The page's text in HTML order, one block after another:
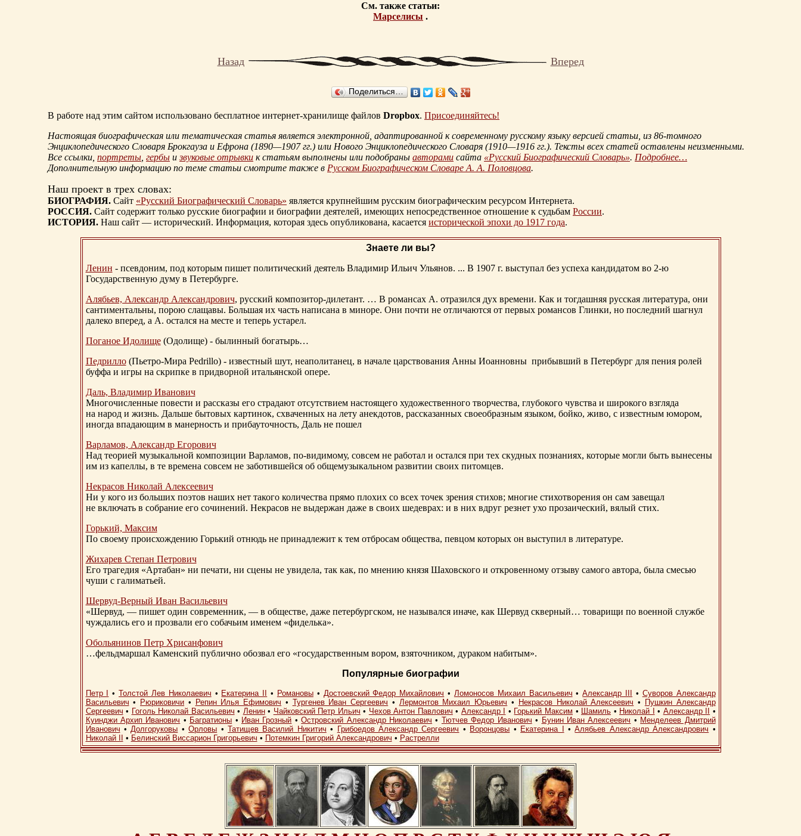
См. также статьи:
Марселисы .
Назад Вперед
Поделиться…
В работе над этим сайтом использовано бесплатное интернет-хранилище файлов Dropbox. Присоединяйтесь!
Настоящая биографическая или тематическая статья является электронной, адаптированной к современному русскому языку версией статьи, из 86-томного
Энциклопедического Словаря Брокгауза и Ефрона (1890—1907 гг.) или Нового Энциклопедического Словаря (1910—1916 гг.). Тексты всех статей оставлены неизменными.
Все ссылки, портреты гербы и звуковые отрывки к статьям выполнены или подобраны авторами сайта «Русский Биографический Словарь». Подробнее…
Дополнительную информацию по теме статьи смотрите также в Русском Биографическом Словаре А. А. Половцова.
Наш проект в трех словах:
БИОГРАФИЯ. Сайт «Русский Биографический Словарь» является крупнейшим русским биографическим ресурсом Интернета.
РОССИЯ. Сайт содержит только русские биографии и биографии деятелей, имеющих непосредственное отношение к судьбам России.
ИСТОРИЯ. Наш сайт — исторический. Информация, которая здесь опубликована, касается исторической эпохи до 1917 года.
Знаете ли вы?
Ленин - псевдоним, под которым пишет политический деятель Владимир Ильич Ульянов. ... В 1907 г. выступал без успеха кандидатом во 2-ю
Государственную думу в Петербурге.
Алябьев, Александр Александрович, русский композитор-дилетант. … В романсах А. отразился дух времени. Как и тогдашняя русская литература, они
сантиментальны, порою слащавы. Большая их часть написана в миноре. Они почти не отличаются от первых романсов Глинки, но последний шагнул
далеко вперед, а А. остался на месте и теперь устарел.
Поганое Идолище(Одолище) - былинный богатырь…
Педрилло(Пьетро-Мира Pedrillo) - известный шут, неаполитанец, в начале царствования Анны Иоанновны прибывший в Петербург для пения ролей
буффа и игры на скрипке в придворной итальянской опере.
Даль, Владимир Иванович
Многочисленные повести и рассказы его страдают отсутствием настоящего художественного творчества, глубокого чувства и широкого взгляда
на народ и жизнь. Дальше бытовых картинок, схваченных на лету анекдотов, рассказанных своеобразным языком, бойко, живо, с известным юмором,
иногда впадающим в манерность и прибауточность, Даль не пошел
Варламов, Александр Егорович
Над теорией музыкальной композиции Варламов, по-видимому, совсем не работал и остался при тех скудных познаниях, которые могли быть вынесены
им из капеллы, в те времена совсем не заботившейся об общемузыкальном развитии своих питомцев.
Некрасов Николай Алексеевич
Ни у кого из больших поэтов наших нет такого количества прямо плохих со всех точек зрения стихов; многие стихотворения он сам завещал
не включать в собрание его сочинений. Некрасов не выдержан даже в своих шедеврах: и в них вдруг резнет ухо прозаический, вялый стих.
Горький, Максим
По своему происхождению Горький отнюдь не принадлежит к тем отбросам общества, певцом которых он выступил в литературе.
Жихарев Степан Петрович
Его трагедия «Артабан» ни печати, ни сцены не увидела, так как, по мнению князя Шаховского и откровенному отзыву самого автора, была смесью
чуши с галиматьей.
Шервуд-Верный Иван Васильевич
«Шервуд, — пишет один современник, — в обществе, даже петербургском, не назывался иначе, как Шервуд скверный… товарищи по военной службе
чуждались его и прозвали его собачьим именем «фиделька».
Обольянинов Петр Хрисанфович
…фельдмаршал Каменский публично обозвал его «государственным вором, взяточником, дураком набитым».
Популярные биографии
Петр I •Толстой Лев Николаевич • Екатерина II • Романовы• Достоевский Федор Михайлович • Ломоносов Михаил Васильевич •Александр III • Суворов Александр
Васильевич • Рюриковичи • Репин Илья Ефимович • Тургенев Иван Сергеевич • Лермонтов Михаил Юрьевич • Некрасов Николай Алексеевич •
Пушкин Александр
Сергеевич • Гоголь Николай Васильевич • Ленин• Чайковский Петр Ильич • Чехов Антон Павлович • Александр I • Горький Максим • Шамиль • Николай I • Александр II
•
Куинджи Архип Иванович • Багратионы • Иван Грозный •Островский Александр Николаевич • Тютчев Федор Иванович • Бунин Иван Алексеевич • Менделеев Дмитрий
Иванович •Долгоруковы •Орловы • Татищев Василий Никитич • Грибоедов Александр Сергеевич • Воронцовы • Екатерина I •Алябьев Александр Александрович •
Николай II
• Белинский Виссарион Григорьевич • Потемкин Григорий Александрович • Растрелли